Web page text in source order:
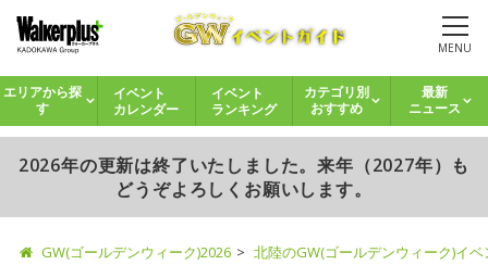
MENU
エリアから探
す
イベント
カレンダー
イベント
ランキング
カテゴリ別
おすすめ
最新
ニュース
2026年の更新は終了いたしました。来年（2027年）も
どうぞよろしくお願いします。
GW(ゴールデンウィーク)2026 北陸のGW(ゴールデンウィーク)イ